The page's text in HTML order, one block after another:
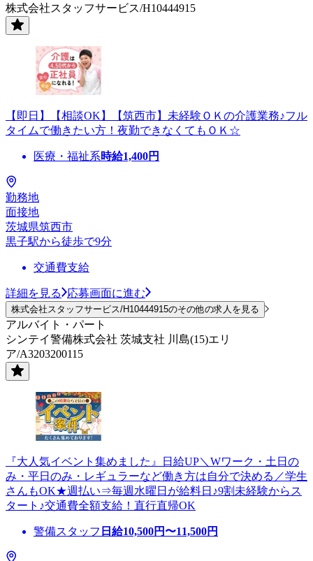
株式会社スタッフサービス/H10444915
【即日】【相談OK】【筑西市】未経験ＯＫの介護業務♪フル
タイムで働きたい方！夜勤できなくてもＯＫ☆
医療・福祉系時給1,400円
勤務地
面接地
茨城県筑西市
黒子駅から徒歩で9分
交通費支給
詳細を見る 応募画面に進む
株式会社スタッフサービス/H10444915のその他の求人を見る
アルバイト・パート
シンテイ警備株式会社 茨城支社 川島(15)エリ
ア/A3203200115
『大人気イベント集めました』日給UP＼Wワーク・土日の
み・平日のみ・レギュラーなど働き方は自分で決める／学生
さんもOK★週払い⇒毎週水曜日が給料日♪9割未経験からス
タート♪交通費全額支給！直行直帰OK
警備スタッフ 日給10,500円〜11,500円